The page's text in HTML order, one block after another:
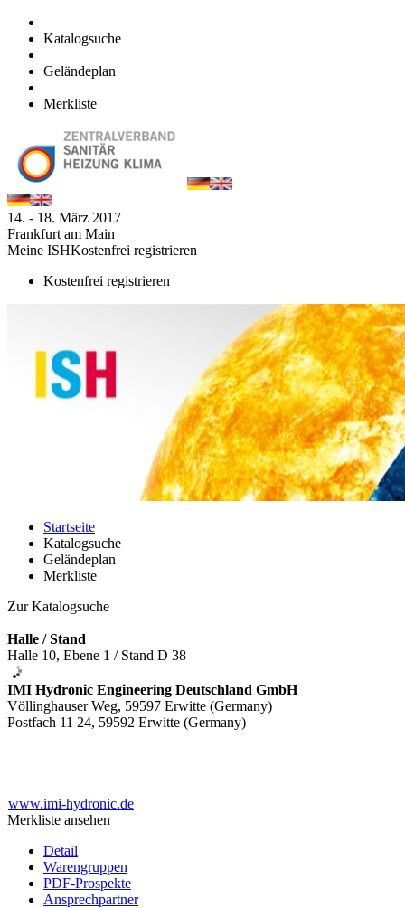
Katalogsuche
Geländeplan
Merkliste
14. - 18. März 2017
Frankfurt am Main
Meine ISHKostenfrei registrieren
Kostenfrei registrieren
Startseite
Katalogsuche
Geländeplan
Merkliste
Zur Katalogsuche
Halle / Stand
Halle 10, Ebene 1 / Stand D 38
IMI Hydronic Engineering Deutschland GmbH
Völlinghauser Weg, 59597 Erwitte (Germany)
Postfach 11 24, 59592 Erwitte (Germany)
www.imi-hydronic.de
Merkliste ansehen
Detail
Warengruppen
PDF-Prospekte
Ansprechpartner